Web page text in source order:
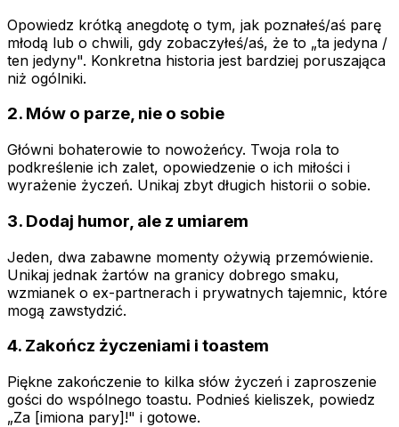
Opowiedz krótką anegdotę o tym, jak poznałeś/aś parę
młodą lub o chwili, gdy zobaczyłeś/aś, że to „ta jedyna /
ten jedyny". Konkretna historia jest bardziej poruszająca
niż ogólniki.
2. Mów o parze, nie o sobie
Główni bohaterowie to nowożeńcy. Twoja rola to
podkreślenie ich zalet, opowiedzenie o ich miłości i
wyrażenie życzeń. Unikaj zbyt długich historii o sobie.
3. Dodaj humor, ale z umiarem
Jeden, dwa zabawne momenty ożywią przemówienie.
Unikaj jednak żartów na granicy dobrego smaku,
wzmianek o ex-partnerach i prywatnych tajemnic, które
mogą zawstydzić.
4. Zakończ życzeniami i toastem
Piękne zakończenie to kilka słów życzeń i zaproszenie
gości do wspólnego toastu. Podnieś kieliszek, powiedz
„Za [imiona pary]!" i gotowe.